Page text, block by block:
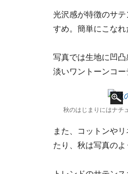
光沢感が特徴のサ
すめ。簡単にこなれ
写真では生地に凹
淡いワントーンコー
秋のはじまりにはナチ
また、コットンや
たり、秋は写真のよ